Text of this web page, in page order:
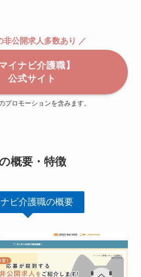
非公開求人多数あり ／
マイナビ介護職】
公式サイト
プロモーションを含みます。
概要・特徴
ビ介護職の概要